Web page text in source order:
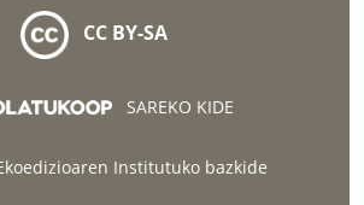
CC BY-SA
SAREKO KIDE
Institutuko bazkide